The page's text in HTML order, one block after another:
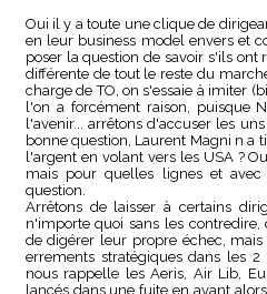
Oui il y a toute une clique de
en leur business model envers et
poser la question de savoir s'ils ont
différente de tout le reste du
charge de TO, on s'essaie à imiter
l'on a forcément raison, puisque
l'avenir... arrêtons d'accuser les
bonne question, Laurent Magni n a
l'argent en volant vers les USA ?
mais pour quelles lignes et
question.
Arrêtons de laisser à certains
n'importe quoi sans les
de digérer leur propre échec,
errements stratégiques dans les
nous rappelle les Aeris, Air Lib,
lancés dans une fuite en avant